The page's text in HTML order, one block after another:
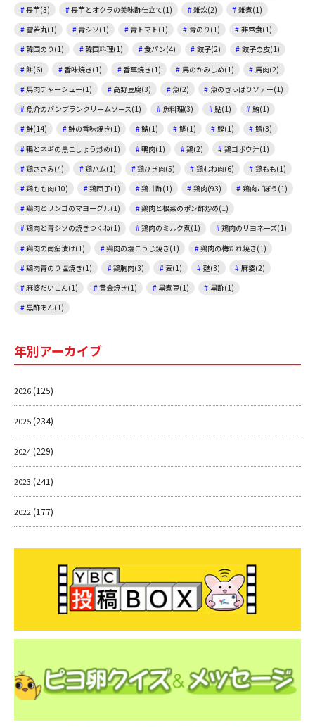
長芋(3)
長芋とオクラの美味酢仕立て(1) 雑炊(2)
雑煮(1)
雪若丸(1)
青シソ(1) 青トマト(1) 青のり(1)
非常食(1)
韓国のり(1)
韓国料理(1) 食パン(4) 餃子(2)
餃子の皮(1)
餅(6)
香味焼き(1) 香草焼き(1) 馬のかみしめ(1)
馬肉(2)
馬肉チャーシュー(1)
高野豆腐(3) 魚(2)
魚のさっぱりソテー(1)
魚介のバンブランクリームソース(1)
魚料理(3) 鮎(1)
鮪(1)
鮭(14)
鮭の香味焼き(1) 鯖(1) 鯛(1) 鰹(1)
鱈(3)
鴨とネギの黒こしょう炒め(1)
鴨肉(1) 鶏(2)
鶏ゴボウ汁(1)
鶏ささみ(4)
鶏ハム(1) 鶏ひき肉(5) 鶏むね肉(6)
鶏もも(1)
鶏もも肉(10)
鶏団子(1) 鶏甘酢(1) 鶏肉(93)
鶏肉ごぼう(1)
鶏肉とリンゴのマヨーグル(1)
鶏肉と根菜のポン酢炒め(1)
鶏肉と青シソの焼きつくね(1)
鶏肉のミルク煮(1)
鶏肉のリヨネーズ(1)
鶏肉の南蛮漬け(1)
鶏肉の塩こうじ焼き(1)
鶏肉の梅たれ焼き(1)
鶏肉青のり塩焼き(1)
鶏胸肉(3) 麦(1) 麩(3)
麻婆(2)
麻婆だいこん(1)
黄金焼き(1) 黒煮豆(1)
黒酢(1)
黒酢あん(1)
年別アーカイブ
2026(125)
2025(234)
2024(229)
2023 (241)
2022 (177)